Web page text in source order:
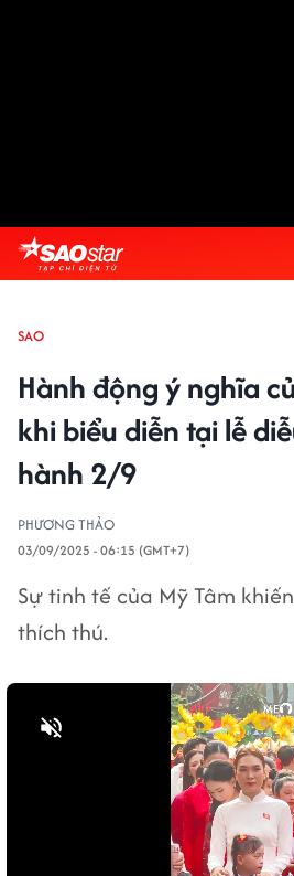
SAO
Hành động ý nghĩa
khi biểu diễn tại lễ
hành 2/9
PHƯƠNG THẢO
03/09/2025 - 06:15 (GMT+7)
Sự tinh tế của Mỹ Tâm
thích thú.